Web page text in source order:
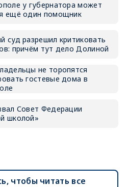
у губернатора может
ещё один помощник
суд разрешил критиковать
причём тут дело Долиной
не торопятся
гостевые дома в
Совет Федерации
школой»
чтобы читать все